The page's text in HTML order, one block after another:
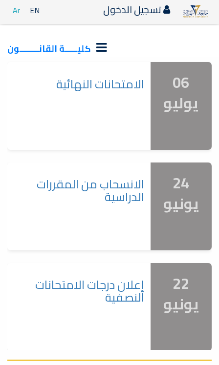
Ar EN تسجيل الدخول
كليـــــة القانــــــــون
06
يوليو
الامتحانات النهائية
24
يونيو
الانسحاب من المقررات
الدراسية
22
يونيو
إعلان درجات الامتحانات
النصفية